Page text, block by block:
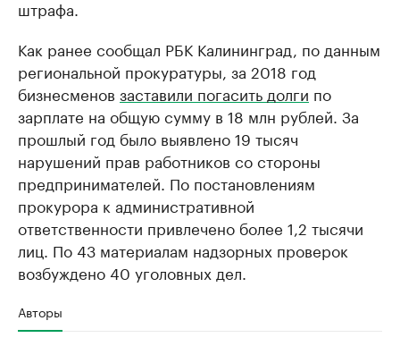
штрафа.
Как ранее сообщал РБК Калининград, по данным
региональной прокуратуры, за 2018 год
бизнесменов заставили погасить долги по
зарплате на общую сумму в 18 млн рублей. За
прошлый год было выявлено 19 тысяч
нарушений прав работников со стороны
предпринимателей. По постановлениям
прокурора к административной
ответственности привлечено более 1,2 тысячи
лиц. По 43 материалам надзорных проверок
возбуждено 40 уголовных дел.
Авторы